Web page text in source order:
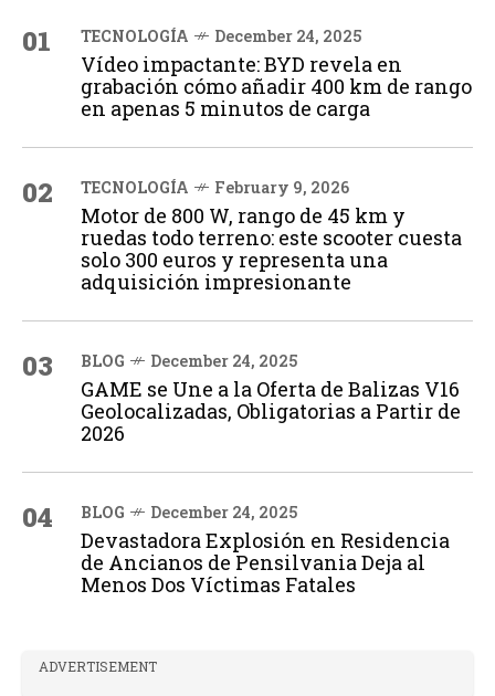
01 TECNOLOGÍA December 24, 2025
Vídeo impactante: BYD revela en
grabación cómo añadir 400 km de rango
en apenas 5 minutos de carga
02 TECNOLOGÍA February 9, 2026
Motor de 800 W, rango de 45 km y
ruedas todo terreno: este scooter cuesta
solo 300 euros y representa una
adquisición impresionante
03 BLOG December 24, 2025
GAME se Une a la Oferta de Balizas V16
Geolocalizadas, Obligatorias a Partir de
2026
04 BLOG December 24, 2025
Devastadora Explosión en Residencia
de Ancianos de Pensilvania Deja al
Menos Dos Víctimas Fatales
ADVERTISEMENT